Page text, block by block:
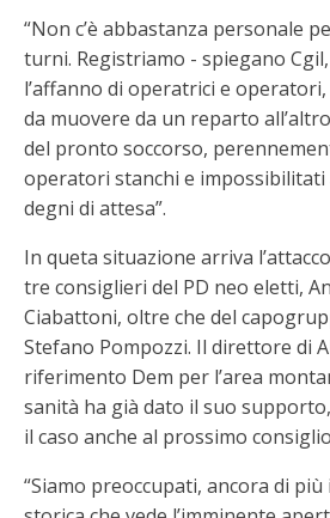
“Non c’è abbastanza personale
turni. Registriamo - spiegano
l’affanno di operatrici e
da muovere da un reparto
del pronto soccorso,
operatori stanchi e
degni di attesa”.
In queta situazione arriva
tre consiglieri del PD neo eletti,
Ciabattoni, oltre che del
Stefano Pompozzi. Il direttore di
riferimento Dem per l’area
sanità ha già dato il suo
il caso anche al prossimo
“Siamo preoccupati, ancora di